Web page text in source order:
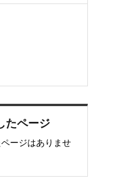
たページ
ージはありませ